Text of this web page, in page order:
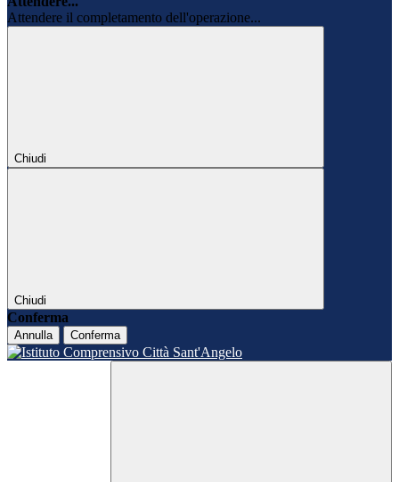
Attendere il completamento dell'operazione...
Chiudi
Chiudi
Conferma
Annulla Conferma